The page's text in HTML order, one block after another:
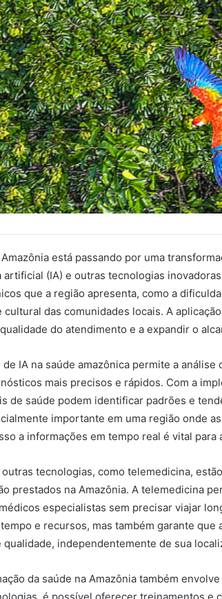
está passando por uma
(IA) e outras tecnologias
que a região apresenta, como a
cultural das comunidades locais. A
do atendimento e a expandir o
IA na saúde amazônica permite a
mais precisos e rápidos. Com a
de saúde podem identificar padrões e
importante em uma região onde
a informações em tempo real é vital para
outras tecnologias, como telemedicina,
prestados na Amazônia. A telemedicina
especialistas sem precisar viajar
e recursos, mas também garante que
qualidade, independentemente de sua
da saúde na Amazônia também